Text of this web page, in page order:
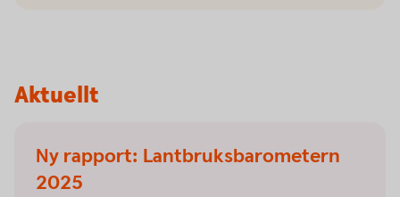
Aktuellt
Ny rapport: Lantbruksbarometern
2025